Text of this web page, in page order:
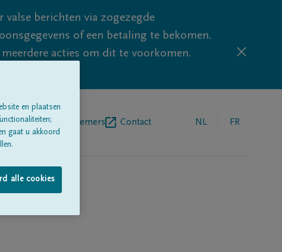
berichten via zogezegde
of een betaling te bekomen.
acties om dit te voorkomen.
Begrafenisondernemers Contact NL FR
en plaatsen
gaat u akkoord
alle cookies